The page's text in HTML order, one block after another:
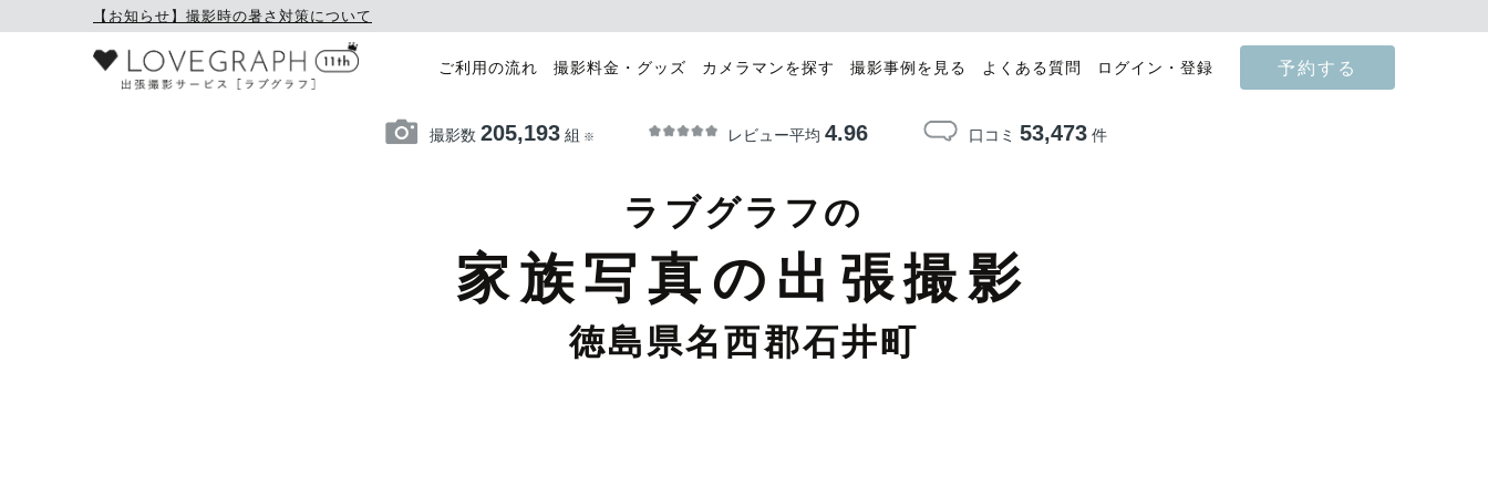
【お知らせ】撮影時の暑さ対策について
ご利用の流れ 撮影料金・グッズ カメラマンを探す 撮影事例を見る よくある質問 ログイン・登録 予約する
撮影数 205,193組 ※ レビュー平均 4.96 口コミ 53,473件
ラブグラフの
家族写真の出張撮影
徳島県名西郡石井町